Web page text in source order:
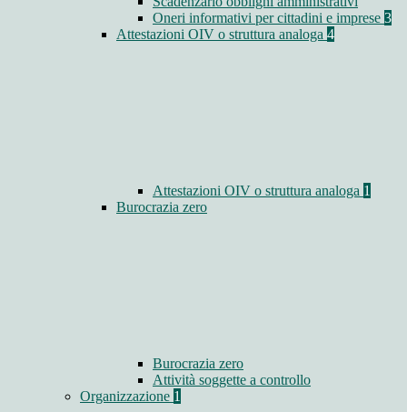
Oneri informativi per cittadini e imprese 3
Attestazioni OIV o struttura analoga 4
Attestazioni OIV o struttura analoga 1
Burocrazia zero
Burocrazia zero
Attività soggette a controllo
Organizzazione 1